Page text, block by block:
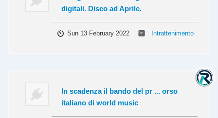
digitali. Disco ad Aprile.
Sun 13 February 2022 Intrattenimento
In scadenza il bando del pr ... orso
italiano di world music